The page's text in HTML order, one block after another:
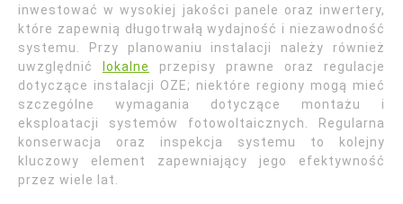
inwestować w wysokiej jakości panele oraz inwertery,
które zapewnią długotrwałą wydajność i niezawodność
systemu. Przy planowaniu instalacji należy również
uwzględnić
lokalne
przepisy prawne oraz regulacje
dotyczące instalacji OZE; niektóre regiony mogą mieć
szczególne wymagania dotyczące montażu i
eksploatacji systemów fotowoltaicznych. Regularna
konserwacja oraz inspekcja systemu to kolejny
kluczowy element zapewniający jego efektywność
przez wiele lat.